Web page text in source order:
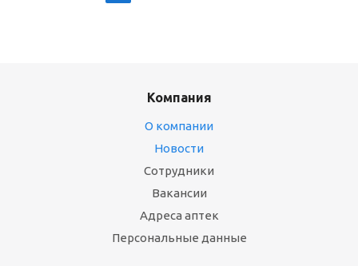
Компания
О компании
Новости
Сотрудники
Вакансии
Адреса аптек
Персональные данные